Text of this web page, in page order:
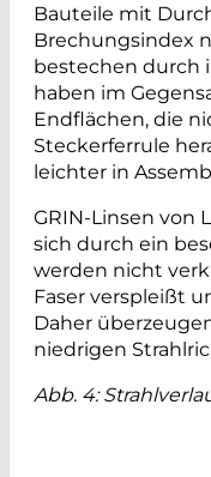
Bauteile mit
Brechungsindex
bestechen durch
haben im
Endflächen, die
Steckerferrule
leichter in
GRIN-Linsen von
sich durch ein
werden nicht
Faser verspleißt
Daher
niedrigen
Abb. 4: